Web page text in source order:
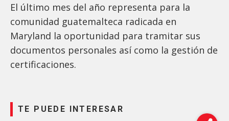
El último mes del año representa para la
comunidad guatemalteca radicada en
Maryland la oportunidad para tramitar sus
documentos personales así como la gestión de
certificaciones.
TE PUEDE INTERESAR